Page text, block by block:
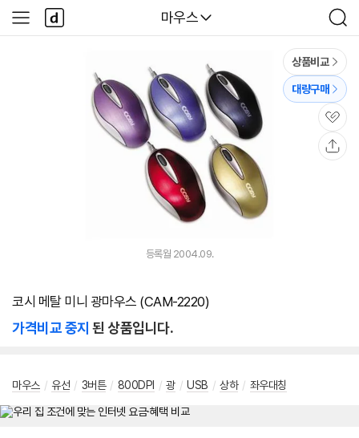
다나와
마우스
검
색
사
이
다
나
와
상품비교
대량구매
관
심
등록월 2004.09.
코시 메탈 미니 광마우스 (CAM-2220)
가격비교 중지 된 상품입니다.
마우스 / 유선 / 3버튼 / 800DPI / 광 / USB / 상하 / 좌우대칭